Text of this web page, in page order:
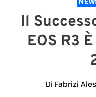
Il
EOS R3
Di Fabrizi